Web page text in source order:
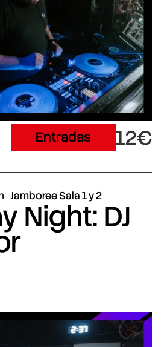
Entradas 12€
Jamboree Sala 1 y 2
Night: DJ